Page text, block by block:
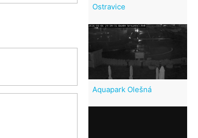
Ostravice
Aquapark Olešná